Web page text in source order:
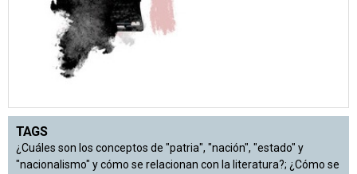
TAGS
¿Cuáles son los conceptos de "patria", "nación", "estado" y
"nacionalismo" y cómo se relacionan con la literatura?; ¿Cómo se